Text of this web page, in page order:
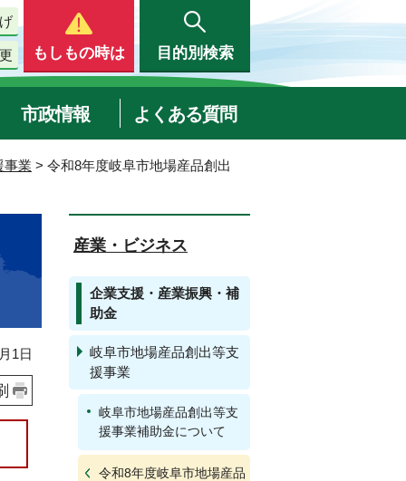
もしもの時は 目的別検索
市政情報 よくある質問
事業 > 令和8年度岐阜市地場産品創出
1日
産業・ビジネス
企業支援・産業振興・補
助金
岐阜市地場産品創出等支
援事業
岐阜市地場産品創出等支
援事業補助金について
令和8年度岐阜市地場産品